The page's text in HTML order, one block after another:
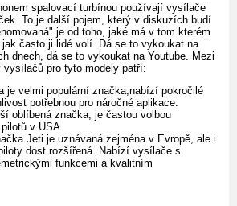
spalovací turbínou používají vysílače
To je další pojem, který v diskuzích budí
je od toho, jaké má v tom kterém
jak často ji lidé volí. Dá se to vykoukat na
dnech, dá se to vykoukat na Youtube. Mezi
pro tyto modely patří:
je velmi populární značka,nabízí pokročilé
potřebnou pro náročné aplikace.
oblíbená značka, je častou volbou
v USA.
Jeti je uznávaná zejména v Evropě, ale i
dost rozšířená. Nabízí vysílače s
funkcemi a kvalitním